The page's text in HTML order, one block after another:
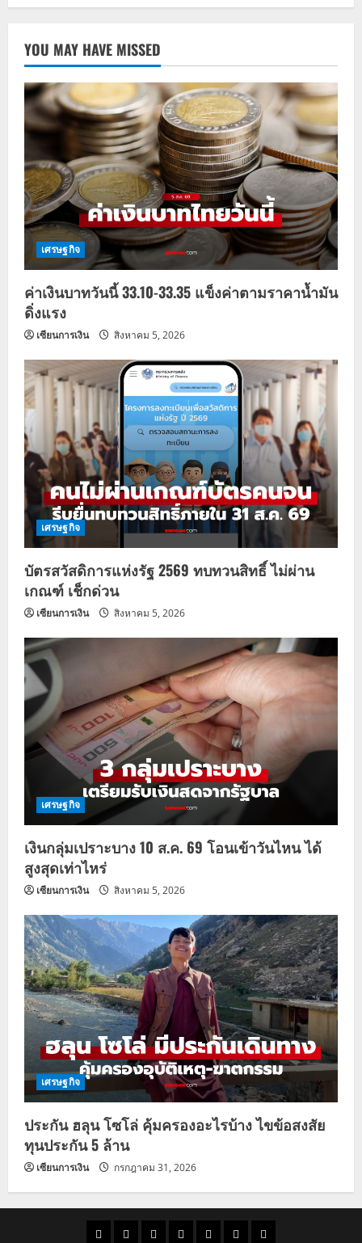
YOU MAY HAVE MISSED
เศรษฐกิจ
ค่าเงินบาทวันนี้ 33.10-33.35 แข็งค่าตามราคาน้ำมัน
ดิ่งแรง
เซียนการเงิน สิงหาคม 5, 2026
เศรษฐกิจ
บัตรสวัสดิการแห่งรัฐ 2569 ทบทวนสิทธิ์ ไม่ผ่าน
เกณฑ์ เช็กด่วน
เซียนการเงิน สิงหาคม 5, 2026
เศรษฐกิจ
เงินกลุ่มเปราะบาง 10 ส.ค. 69 โอนเข้าวันไหน ได้
สูงสุดเท่าไหร่
เซียนการเงิน สิงหาคม 5, 2026
เศรษฐกิจ
ประกัน ฮลุน โซโล่ คุ้มครองอะไรบ้าง ไขข้อสงสัย
ทุนประกัน 5 ล้าน
เซียนการเงิน กรกฎาคม 31, 2026
ราคาแนว ข่าว ข่าว ดูด ที่ ผู้ชาย